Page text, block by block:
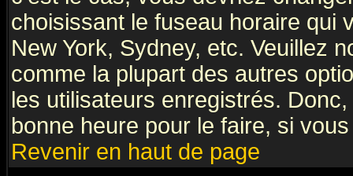
choisissant le fuseau horaire qui
New York, Sydney, etc. Veuillez
comme la plupart des autres
les utilisateurs enregistrés.
bonne heure pour le faire, si
Revenir en haut de page